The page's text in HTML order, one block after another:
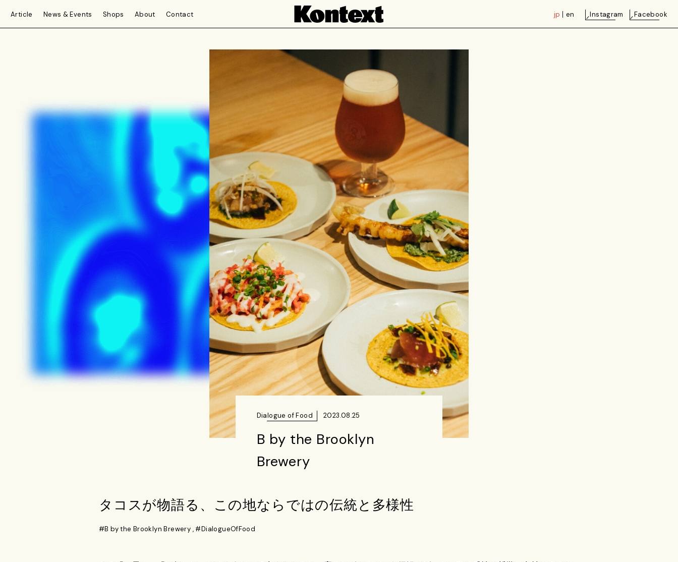
Article News & Events Shops About Contact Instagram Facebook
jp en
Dialogue of Food 2023.08.25
B by the Brooklyn
Brewery
タコスが物語る、この地ならではの伝統と多様性
#B by the Brooklyn Brewery , #DialogueOfFood